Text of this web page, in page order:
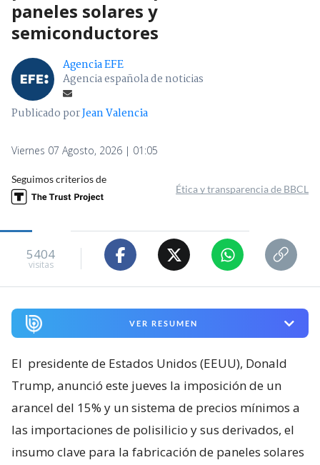
paneles solares y
semiconductores
Agencia EFE
Agencia española de noticias
Publicado porJean Valencia
Viernes 07 Agosto, 2026 | 01:05
Seguimos criterios de
Ética y transparencia de BBCL
5404
visitas
VER RESUMEN
El presidente de Estados Unidos (EEUU), Donald
Trump, anunció este jueves la imposición de un
arancel del 15% y un sistema de precios mínimos a
las importaciones de polisilicio y sus derivados, el
insumo clave para la fabricación de paneles solares